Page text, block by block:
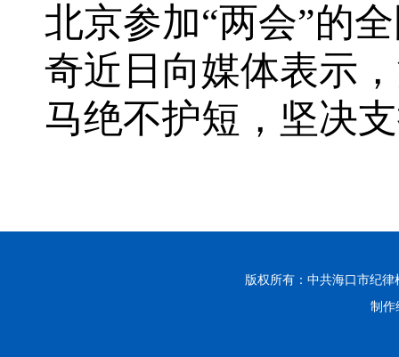
北京参加“两会”的
奇近日向媒体表示
马绝不护短，坚决
版权所有：中共海口市纪
制作